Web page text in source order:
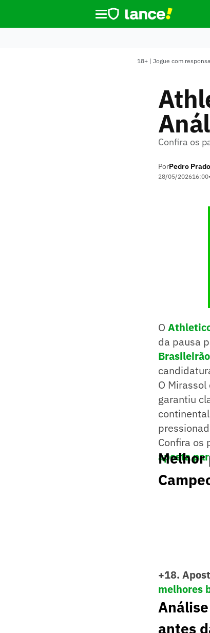
18+ | Jogue com
Confira os
PorPedro Prado
28/05/202616:00•
O
da pausa
Brasileirão
O
garantiu
Confira os
aposta
Melhor
+18.
melhores
antes